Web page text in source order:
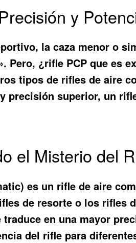
y
la caza menor o
Pero, ¿rifle PCP que es
tipos de rifles de aire
precisión superior, un
el Misterio del
es un rifle de aire
de resorte o los rifles
en una mayor
del rifle para